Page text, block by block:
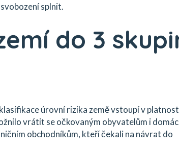
splnit.
do 3
úrovní rizika země vstoupí v
vrátit se očkovaným obyvatelům i
obchodníkům, kteří čekali na návrat do